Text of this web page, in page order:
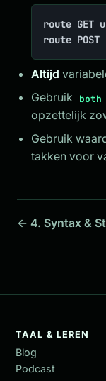
route
route
Altijd
Gebruik both
opzettelijk
Gebruik
takken voor
← 4. Syntax &
TAAL & LEREN
Blog
Podcast